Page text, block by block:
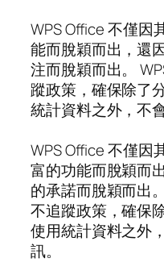
WPS Office 不僅因
能而脫穎而出，還
注而脫穎而出。
蹤政策，確保除了
統計資料之外，不
WPS Office 不僅因
富的功能而脫穎而
的承諾而脫穎而出
不追蹤政策，確保
使用統計資料之外
訊。